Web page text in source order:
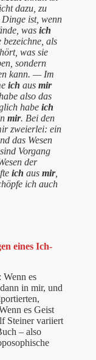
dazu, zu
Dinge ist, wenn
was ich
bezeichne, als
was sie
sondern
kann. — Im
ich aus mir
also das
habe ich
mir. Bei den
zweierlei: ein
das Wesen
Vorgang
der
ich aus mir,
ich auch
eines Ich-
Wenn es
in mir, und
es Geist
Steiner variiert
– also